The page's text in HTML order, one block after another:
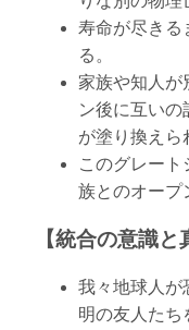
寿命が尽きる
る。
家族や知人が
ン後に互い
が塗り換えら
このグレー
族とのオープ
【統合の意識と
我々地球人が
明の友人たち